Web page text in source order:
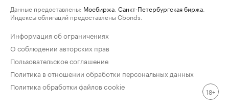
Данные предоставлены: Мосбиржа Санкт-Петербургская биржа
Индексы облигаций предоставлены Cbonds.
Информация об ограничениях
О соблюдении авторских прав
Пользовательское соглашение
Политика в отношении обработки персональных данных
Политика обработки файлов cookie
18+